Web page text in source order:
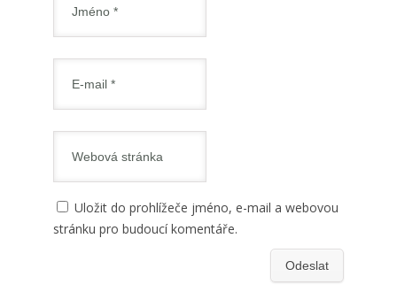
Uložit do prohlížeče jméno, e-mail a webovou
stránku pro budoucí komentáře.